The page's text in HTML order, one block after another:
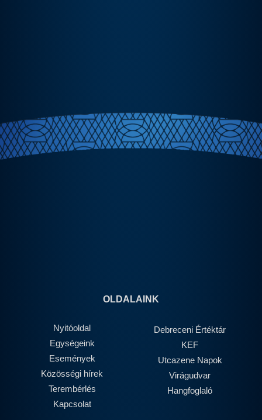
OLDALAINK
Nyitóoldal
Egységeink
Események
Közösségi hírek
Terembérlés
Kapcsolat
Debreceni Értéktár
KEF
Utcazene Napok
Virágudvar
Hangfoglaló